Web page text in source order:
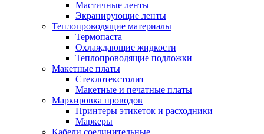
Мастичные ленты
Экранирующие ленты
Теплопроводящие материалы
Термопаста
Охлаждающие жидкости
Теплопроводящие подложки
Макетные платы
Стеклотекстолит
Макетные и печатные платы
Маркировка проводов
Принтеры этикеток и расходники
Маркеры
Кабели соединительные